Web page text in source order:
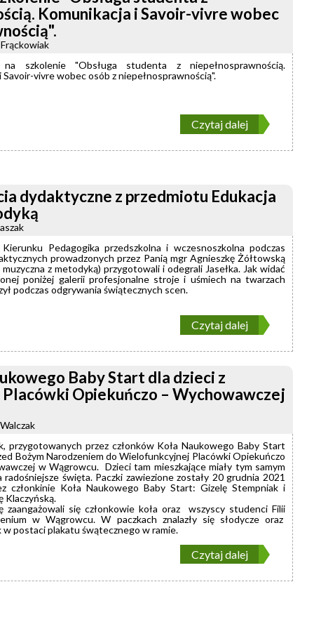
Komunikacja i Savoir-vivre wobec
na szkolenie "Obsługa studenta z niepełnosprawnością.
Savoir-vivre wobec osób z niepełnosprawnością".
Czytaj dalej
dydaktyczne z przedmiotu Edukacja
Pedagogika przedszkolna i wczesnoszkolna podczas
prowadzonych przez Panią mgr Agnieszkę Żółtowską
muzyczna z metodyką) przygotowali i odegrali Jasełka. Jak widać
poniżej galerii profesjonalne stroje i uśmiech na twarzach
podczas odgrywania świątecznych scen.
Czytaj dalej
Baby Start dla dzieci z
Opiekuńczo – Wychowawczej
przygotowanych przez członków Koła Naukowego Baby Start
Bożym Narodzeniem do Wielofunkcyjnej Placówki Opiekuńczo
w Wągrowcu. Dzieci tam mieszkające miały tym samym
radośniejsze święta. Paczki zawiezione zostały 20 grudnia 2021
członkinie Koła Naukowego Baby Start: Gizelę Stempniak i
Klaczyńską.
zaangażowali się członkowie koła oraz wszyscy studenci Filii
w Wągrowcu. W paczkach znalazły się słodycze oraz
w postaci plakatu śwątecznego w ramie.
Czytaj dalej